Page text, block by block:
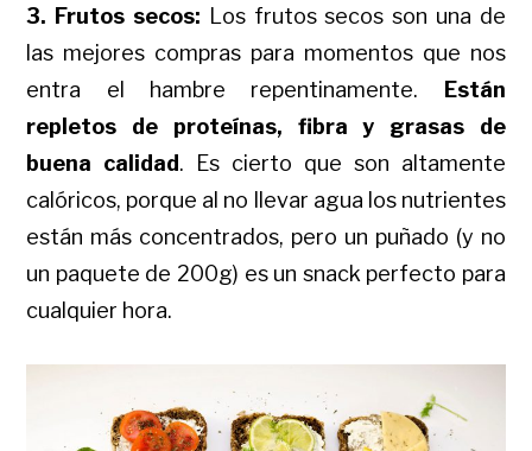
3. Frutos secos: Los frutos secos son una de
las mejores compras para momentos que nos
entra el hambre repentinamente.
Están
repletos de proteínas, fibra y grasas de
buena calidad. Es cierto que son altamente
calóricos, porque al no llevar agua los nutrientes
están más concentrados, pero un puñado (y no
un paquete de 200g) es un snack perfecto para
cualquier hora.